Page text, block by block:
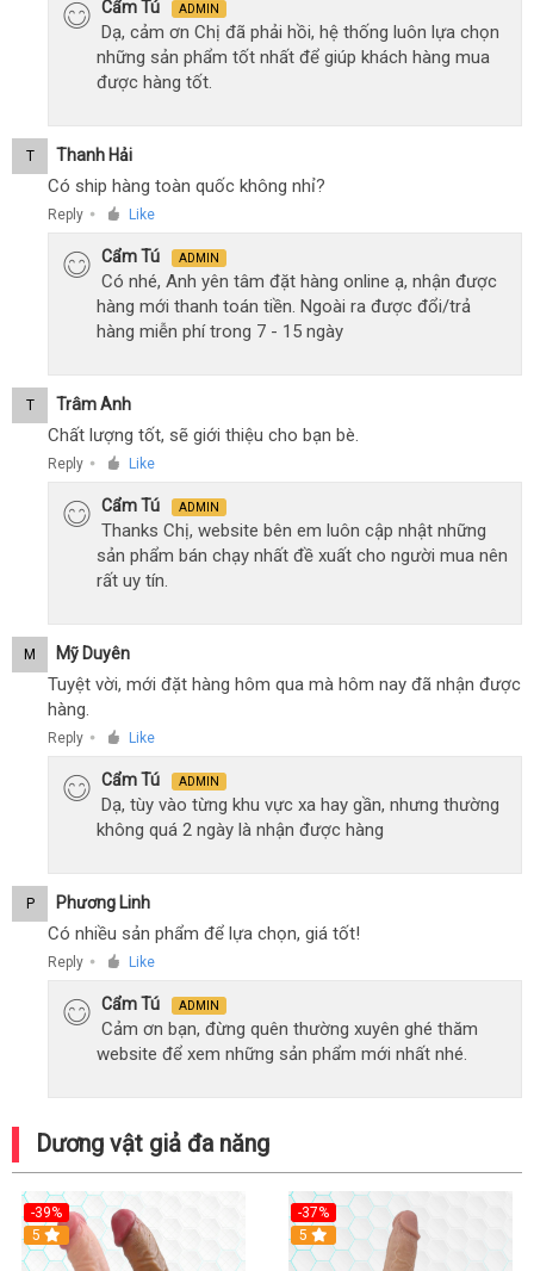
Cẩm Tú ADMIN
Dạ, cảm ơn Chị đã phải hồi, hệ thống luôn lựa chọn
những sản phẩm tốt nhất để giúp khách hàng mua
được hàng tốt.
T Thanh Hải
Có ship hàng toàn quốc không nhỉ?
Reply ● Like
Cẩm Tú ADMIN
Có nhé, Anh yên tâm đặt hàng online ạ, nhận được
hàng mới thanh toán tiền. Ngoài ra được đổi/trả
hàng miễn phí trong 7 - 15 ngày
T Trâm Anh
Chất lượng tốt, sẽ giới thiệu cho bạn bè.
Reply ● Like
Cẩm Tú ADMIN
Thanks Chị, website bên em luôn cập nhật những
sản phẩm bán chạy nhất đề xuất cho người mua nên
rất uy tín.
M Mỹ Duyên
Tuyệt vời, mới đặt hàng hôm qua mà hôm nay đã nhận được
hàng.
Reply ● Like
Cẩm Tú ADMIN
Dạ, tùy vào từng khu vực xa hay gần, nhưng thường
không quá 2 ngày là nhận được hàng
P Phương Linh
Có nhiều sản phẩm để lựa chọn, giá tốt!
Reply ● Like
Cẩm Tú ADMIN
Cảm ơn bạn, đừng quên thường xuyên ghé thăm
website để xem những sản phẩm mới nhất nhé.
Dương vật giả đa năng
-39%
Hot
5
-37%
5